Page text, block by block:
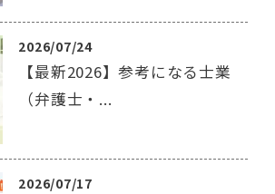
2026/07/24
【最新2026】参考になる士業
（弁護士・...
2026/07/17